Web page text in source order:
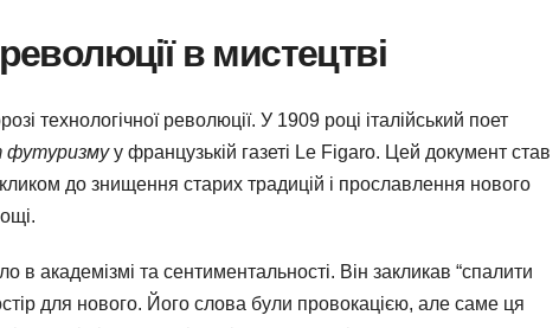
в мистецтві
технологічної революції. У 1909 році італійський поет
футуризмуу французькій газеті Le Figaro. Цей документ став
до знищення старих традицій і прославлення нового
в академізмі та сентиментальності. Він закликав “спалити
для нового. Його слова були провокацією, але саме ця